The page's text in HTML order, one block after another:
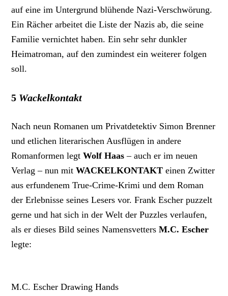
auf eine im Untergrund blühende Nazi-Verschwörung.
Ein Rächer arbeitet die Liste der Nazis ab, die seine
Familie vernichtet haben. Ein sehr sehr dunkler
Heimatroman, auf den zumindest ein weiterer folgen
soll.
5 Wackelkontakt
Nach neun Romanen um Privatdetektiv Simon Brenner
und etlichen literarischen Ausflügen in andere
Romanformen legtWolf Haas – auch er im neuen
Verlag – nun mitWACKELKONTAKTeinen Zwitter
aus erfundenem True-Crime-Krimi und dem Roman
der Erlebnisse seines Lesers vor. Frank Escher puzzelt
gerne und hat sich in der Welt der Puzzles verlaufen,
als er dieses Bild seines NamensvettersM.C. Escher
legte:
M.C. Escher Drawing Hands